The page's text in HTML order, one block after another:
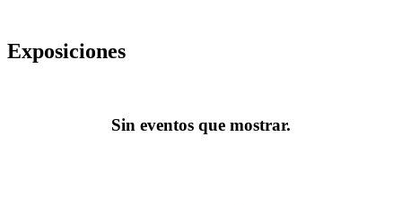
Exposiciones
Sin eventos que mostrar.